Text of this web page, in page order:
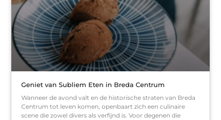
Geniet van Subliem Eten in Breda Centrum
Wanneer de avond valt en de historische straten van Breda
Centrum tot leven komen, openbaart zich een culinaire
scene die zowel divers als verfijnd is. Voor degenen die